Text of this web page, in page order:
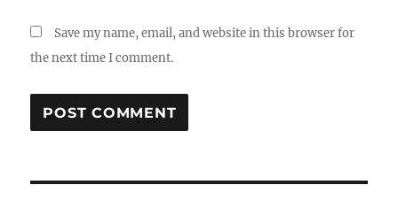
Save my name, email, and website in this browser for
the next time I comment.